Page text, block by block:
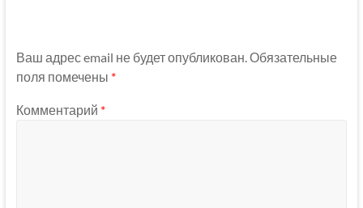
Ваш адрес email не будет опубликован. Обязательные
поля помечены *
Комментарий *